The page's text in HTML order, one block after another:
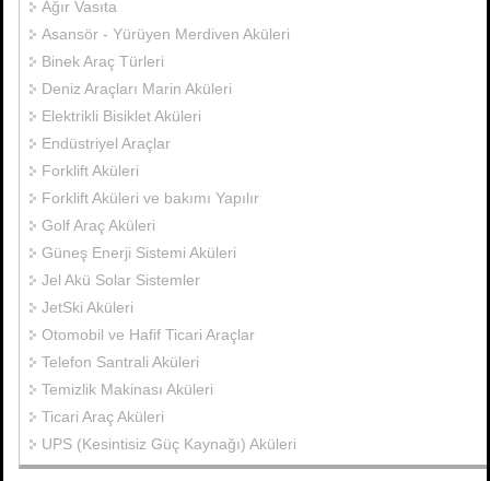
Ağır Vasıta
Asansör - Yürüyen Merdiven Aküleri
Binek Araç Türleri
Deniz Araçları Marin Aküleri
Elektrikli Bisiklet Aküleri
Endüstriyel Araçlar
Forklift Aküleri
Forklift Aküleri ve bakımı Yapılır
Golf Araç Aküleri
Güneş Enerji Sistemi Aküleri
Jel Akü Solar Sistemler
JetSki Aküleri
Otomobil ve Hafif Ticari Araçlar
Telefon Santrali Aküleri
Temizlik Makinası Aküleri
Ticari Araç Aküleri
UPS (Kesintisiz Güç Kaynağı) Aküleri